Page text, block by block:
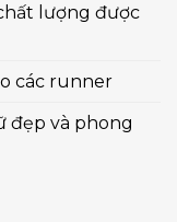
lượng được
các runner
đẹp và phong